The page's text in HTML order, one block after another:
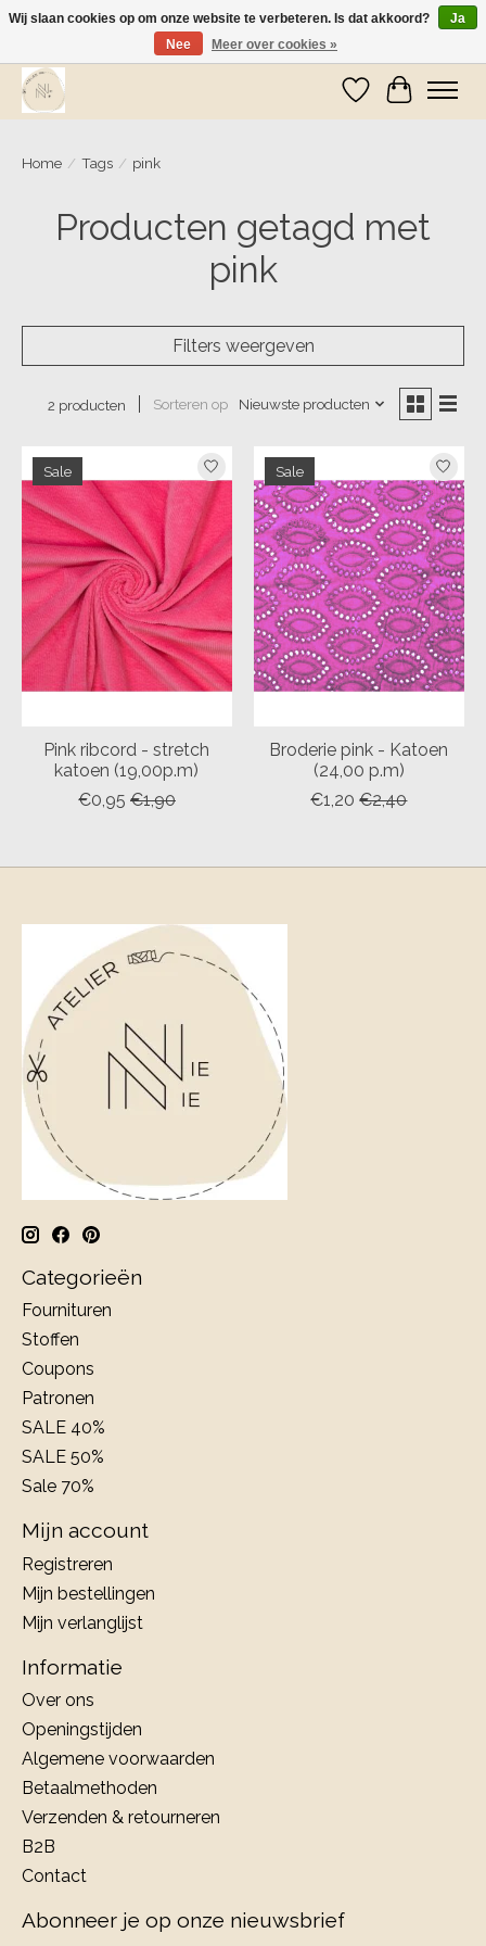
Wij zijn op vakantie! Vanaf zaterdag 9 mei worden er weer pakketjes verzonden
Verlanglijst
Home / Tags / pink
Producten getagd met
pink
Filters weergeven
2 producten Sorteren op Nieuwste producten
Sale
Pink ribcord - stretch
katoen (19,00p.m)
€0,95 €1,90
Sale
Broderie pink - Katoen
(24,00 p.m)
€1,20 €2,40
Categorieën
Fournituren
Stoffen
Coupons
Patronen
SALE 40%
SALE 50%
Sale 70%
Mijn account
Registreren
Mijn bestellingen
Mijn verlanglijst
Informatie
Over ons
Openingstijden
Algemene voorwaarden
Betaalmethoden
Verzenden & retourneren
B2B
Contact
Abonneer je op onze nieuwsbrief
Wij slaan cookies op om onze website te verbeteren. Is dat akkoord?
Ja
Nee
Meer over cookies »